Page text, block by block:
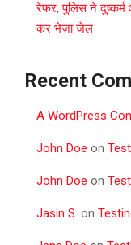
रेफर, पुलिस ने दुष्कर्म
कर भेजा जेल
Recent
A WordPress
John Doe on
John Doe on
Jasin S. on